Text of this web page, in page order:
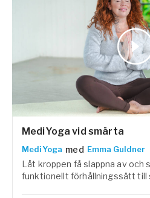
MediYoga vid smärta
MediYoga med Emma Guldner
Låt kroppen få slappna av och
funktionellt förhållningssätt till